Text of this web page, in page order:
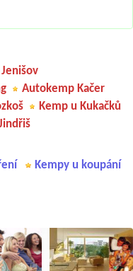
Autokemp Kačer
Kemp u Kukačků
Kempy u koupání